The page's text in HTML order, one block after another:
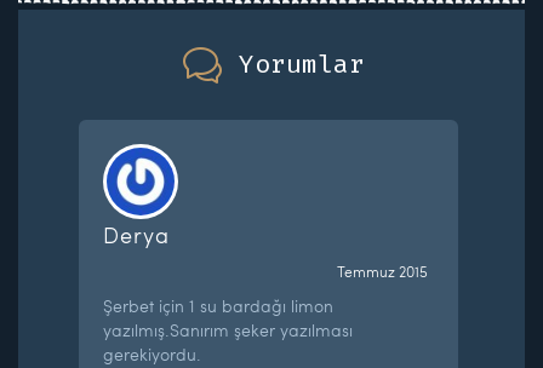
Yorumlar
Derya
Temmuz 2015
Şerbet için 1 su bardağı limon
yazılmış.Sanırım şeker yazılması
gerekiyordu.